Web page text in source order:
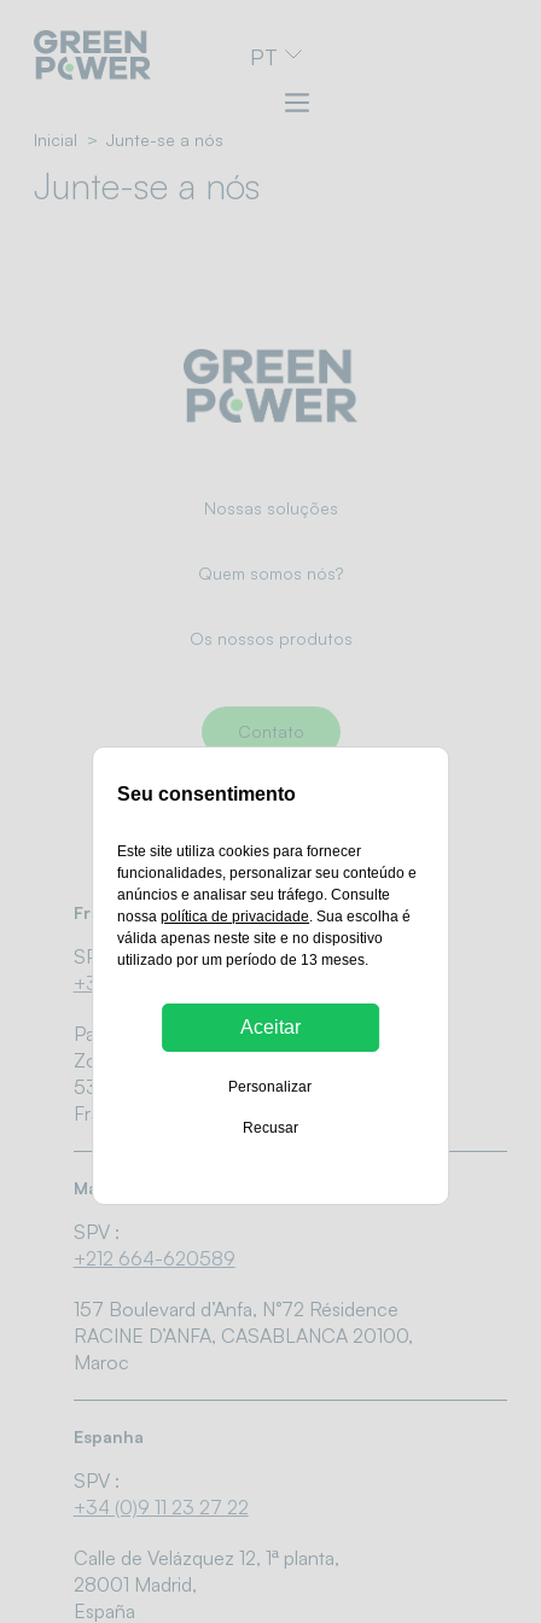
navegação
para
PT
Inicial Junte-se a nós
Junte-se a nós
Nossas soluções
Quem somos nós?
Os nossos produtos
Contato
França
SPV :
+33 (0)9 80 80 30 98
Parc d’activité LA GRAVELLE SUD,
Zone Ecoparc,
53 410 LA GRAVELLE,
France
Marrocos
SPV :
+212 664-620589
157 Boulevard d’Anfa, N°72 Résidence
RACINE D’ANFA, CASABLANCA 20100,
Maroc
Espanha
SPV :
+34 (0)9 11 23 27 22
Calle de Velázquez 12, 1ª planta,
28001 Madrid,
España
Seu consentimento
Este site utiliza cookies para fornecer
funcionalidades, personalizar seu conteúdo e
anúncios e analisar seu tráfego. Consulte
nossapolítica de privacidade . Sua escolha é
válida apenas neste site e no dispositivo
utilizado por um período de 13 meses.
Aceitar
Personalizar
Recusar